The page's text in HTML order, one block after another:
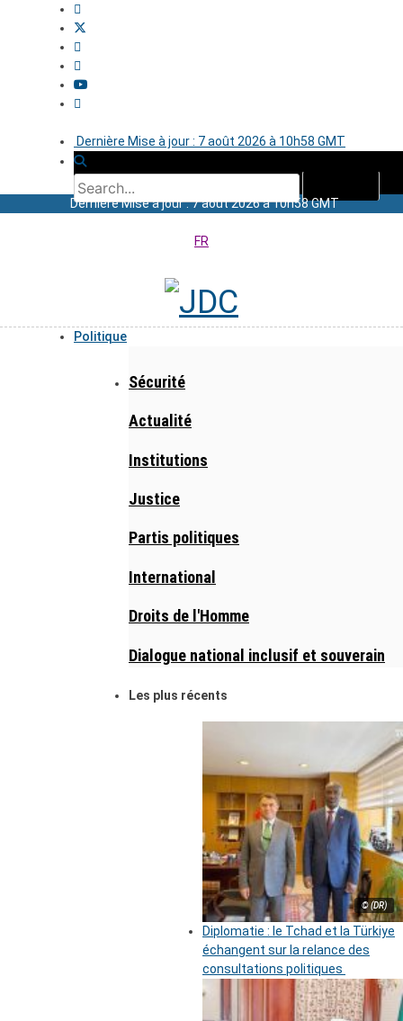
Dernière Mise à jour : 7 août 2026 à 10h58 GMT
Dernière Mise à jour : 7 août 2026 à 10h58 GMT
FR
Politique
Sécurité
Actualité
Institutions
Justice
Partis politiques
International
Droits de l'Homme
Dialogue national inclusif et souverain
Les plus récents
© (DR)
Diplomatie : le Tchad et la Türkiye
échangent sur la relance des
consultations politiques